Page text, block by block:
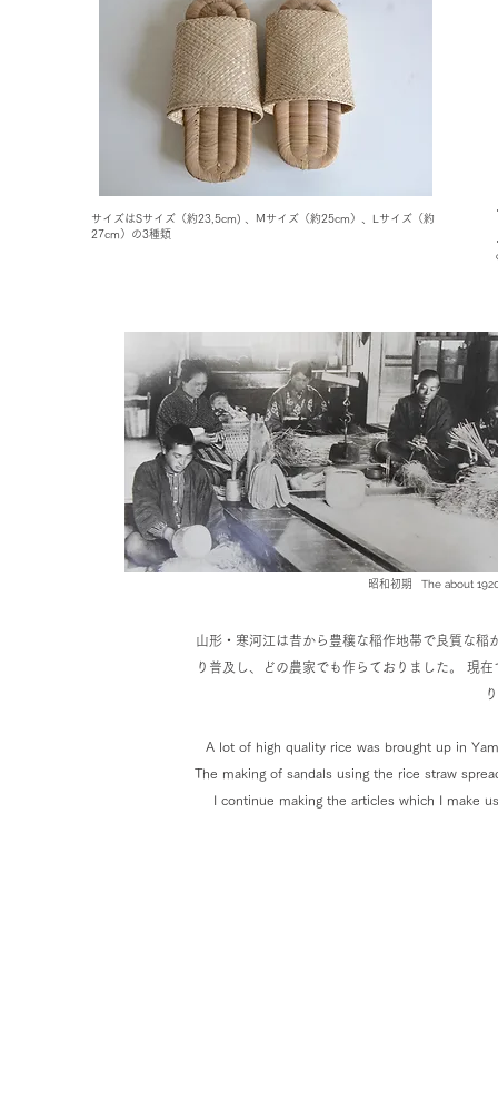
サイズはSサイズ（約23,5cm) 、Mサイズ（約25cm）、Lサイズ（約
27cm）の3種類
昭和初期 The about
山形・寒河江は昔から豊穣な稲作地帯で良質な
り普及し、どの農家でも作らておりました。 現
A lot of high quality rice was brought up in
The making of sandals using the rice straw
I continue making the articles which I make